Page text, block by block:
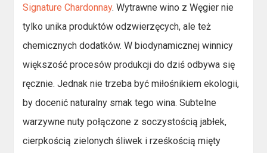
Signature Chardonnay. Wytrawne wino z Węgier nie
tylko unika produktów odzwierzęcych, ale też
chemicznych dodatków. W biodynamicznej winnicy
większość procesów produkcji do dziś odbywa się
ręcznie. Jednak nie trzeba być miłośnikiem ekologii,
by docenić naturalny smak tego wina. Subtelne
warzywne nuty połączone z soczystością jabłek,
cierpkością zielonych śliwek i rześkością mięty